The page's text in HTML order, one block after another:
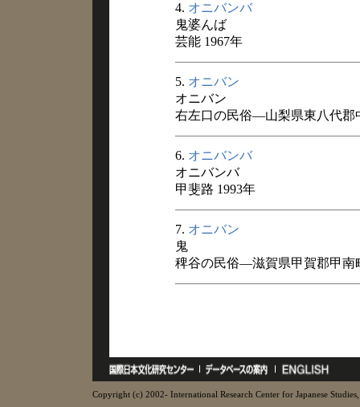
4. オニバンバ
鬼婆んば
芸能 1967年
5. オニバン
オニバン
右左口の民俗―山梨県東八代郡
6. オニバンバ
オニバンバ
甲斐路 1993年
7. オニバン
鬼
稗谷の民俗―滋賀県甲賀郡甲南
Copyright (c) 2002- International Research Center for Japanese